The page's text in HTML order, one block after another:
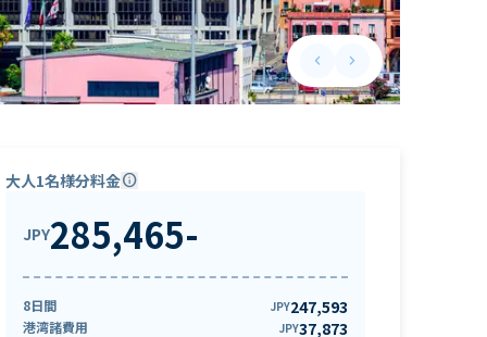
keyboard_arrow_leftPrevious slide
keyboard_arrow_rightNext slide
大人1名様分料金info
JPY285,465-
8日間 JPY247,593
港湾諸費用 JPY37,873